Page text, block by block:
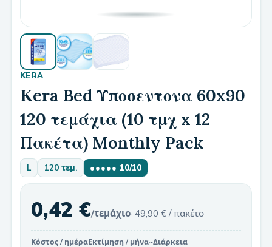
KERA
Κera Bed Υποσεντονα 60x90
120 τεμάχια (10 τμχ x 12
Πακέτα) Monthly Pack
L 120 τεμ. ●●●●● 10/10
0,42 €/τεμάχιο· 49,90 € / πακέτο
Κόστος / ημέραΕκτίμηση / μήνα~Διάρκεια